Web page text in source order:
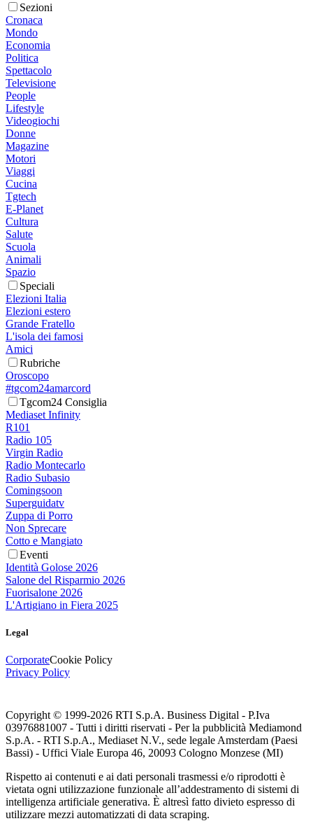
Sezioni
Cronaca
Mondo
Economia
Politica
Spettacolo
Televisione
People
Lifestyle
Videogiochi
Donne
Magazine
Motori
Viaggi
Cucina
Tgtech
E-Planet
Cultura
Salute
Scuola
Animali
Spazio
Speciali
Elezioni Italia
Elezioni estero
Grande Fratello
L'isola dei famosi
Amici
Rubriche
Oroscopo
#tgcom24amarcord
Tgcom24 Consiglia
Mediaset Infinity
R101
Radio 105
Virgin Radio
Radio Montecarlo
Radio Subasio
Comingsoon
Superguidatv
Zuppa di Porro
Non Sprecare
Cotto e Mangiato
Eventi
Identità Golose 2026
Salone del Risparmio 2026
Fuorisalone 2026
L'Artigiano in Fiera 2025
Legal
CorporateCookie Policy
Privacy Policy
Copyright © 1999-2026 RTI S.p.A. Business Digital - P.Iva
03976881007 - Tutti i diritti riservati - Per la pubblicità Mediamond
S.p.A. - RTI S.p.A., Mediaset N.V., sede legale Amsterdam (Paesi
Bassi) - Uffici Viale Europa 46, 20093 Cologno Monzese (MI)
Rispetto ai contenuti e ai dati personali trasmessi e/o riprodotti è
vietata ogni utilizzazione funzionale all’addestramento di sistemi di
intelligenza artificiale generativa. È altresì fatto divieto espresso di
utilizzare mezzi automatizzati di data scraping.